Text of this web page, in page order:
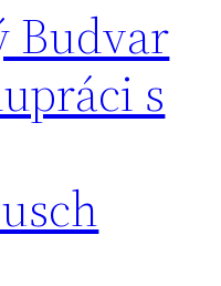
Budvar
s